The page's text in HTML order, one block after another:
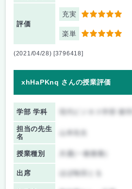
評価
充実 5
楽単 5
(2021/04/28) [3796418]
xhHaPKnq さんの授業評価
学部 学科
担当の先生
名
授業種別 共通(一般教養)
出席 ほぼ毎回とる